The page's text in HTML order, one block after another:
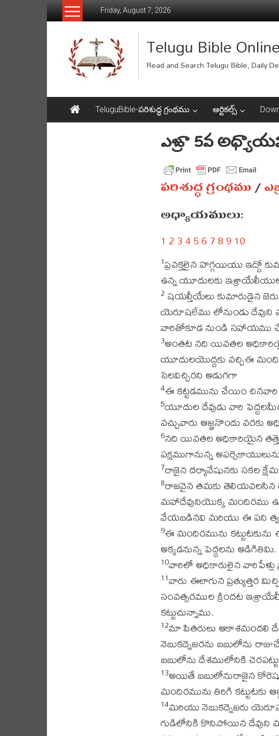
Friday, August 7, 2026
Telugu Bible Online
Read and Search Telugu Bible, Daily
TeluguBible-పరిశుద్ధ గ్రంథము ఆర్టికల్స్
ఎజ్రా 5వ
పరిశుద్ధ గ్రంథము/
అధ్యాయములు:
1 23456789 10
1ప్రవక్తలైన హగ్గయియు ఇద్దో
ఉన్న యూదులకు
2 షయల్తీయేలు కుమారుడైన
యెరూషలేము లోనుండు దేవుని
వారితోకూడ నుండి సహాయము
3అంతట నది యివతల
యూదులయొద్దకు వచ్చిఈ మందిర
సెలవిచ్చిరని అడుగగా
4ఈ కట్టడమును చేయిం
5యూదుల దేవుడు వారి
వచ్చువారు ఆజ్ఞనొందు వరకు
6నది యివతల అధికారియైన
పక్షముగానున్న
7రాజైన దర్యావేషునకు సకల
8రాజవైన తమకు తెలియవలసిన
మహాదేవునియొక్క మందిరము
వేయబడినవి మరియు ఈ పని
9ఈ మందిరమును
అక్కడనున్న పెద్దలను అడిగితివిు.
10వారిలో అధికారులైన
11వారు ఈలాగున ప్రత్యుత్తర
సంవత్సరముల క్రిందట
కట్టుచున్నాము.
12మా పితరులు ఆకాశమందలి
నెబుకద్నెజరను బబులోను
బబులోను దేశములోనికి
13అయితే బబులోనురాజైన
మందిరమును తిరిగి కట్టుటకు
14మరియు నెబుకద్నెజరు
గుడిలోనికి కొనిపోయిన దేవుని